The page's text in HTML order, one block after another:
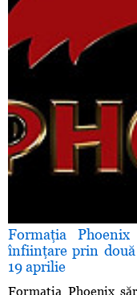
Formaţia
înfiinţare prin două
19 aprilie
Formaţia Phoenix